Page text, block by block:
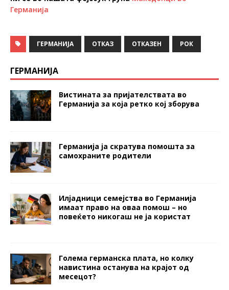
Германија
ГЕРМАНИЈА ОТКАЗ ОТКАЗЕН РОК
ГЕРМАНИЈА
Вистината за пријателствата во
Германија за која ретко кој зборува
Германија ја скратува помошта за
самохраните родители
Илјадници семејства во Германија
имаат право на оваа помош – но
повеќето никогаш не ја користат
Голема германска плата, но колку
навистина останува на крајот од
месецот?